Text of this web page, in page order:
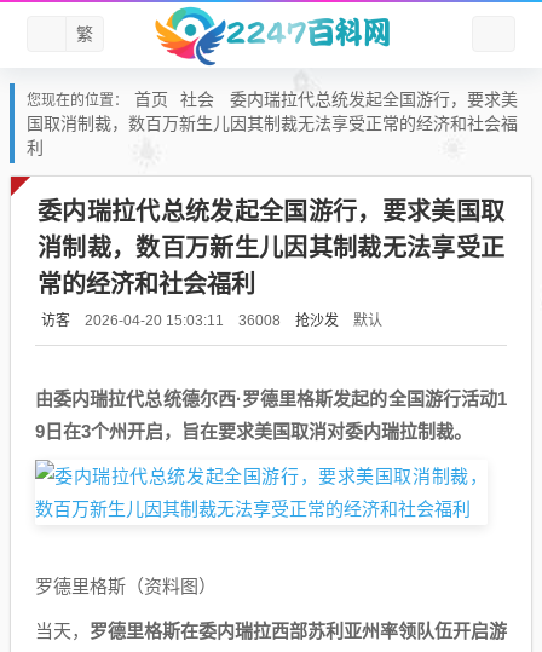
繁
您现在的位置： 首页 社会
委内瑞拉代总统发起全国游行，要求美
国取消制裁，数百万新生儿因其制裁无法享受正常的经济和社会福
利
委内瑞拉代总统发起全国游行，要求美国取
消制裁，数百万新生儿因其制裁无法享受正
常的经济和社会福利
访客 2026-04-20 15:03:11 36008 抢沙发 默认
由委内瑞拉代总统德尔西·罗德里格斯发起的全国游行活动1
9日在3个州开启，旨在要求美国取消对委内瑞拉制裁。
罗德里格斯（资料图）
当天， 罗德里格斯在委内瑞拉西部苏利亚州率领队伍开启游